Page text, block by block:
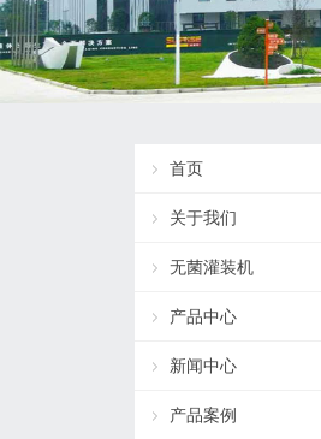
首页
关于我们
无菌灌装机
产品中心
新闻中心
产品案例